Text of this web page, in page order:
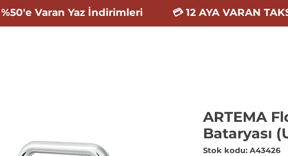
%50'e Varan Yaz İndirimleri 💳 12 AYA VARAN
ARTEMA
Bataryası
Stok kodu: A43426